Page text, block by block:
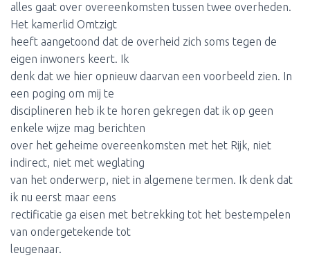
alles gaat over overeenkomsten tussen twee overheden.
Het kamerlid Omtzigt
heeft aangetoond dat de overheid zich soms tegen de
eigen inwoners keert. Ik
denk dat we hier opnieuw daarvan een voorbeeld zien. In
een poging om mij te
disciplineren heb ik te horen gekregen dat ik op geen
enkele wijze mag berichten
over het geheime overeenkomsten met het Rijk, niet
indirect, niet met weglating
van het onderwerp, niet in algemene termen. Ik denk dat
ik nu eerst maar eens
rectificatie ga eisen met betrekking tot het bestempelen
van ondergetekende tot
leugenaar.